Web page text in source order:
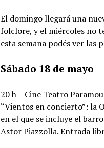
El domingo llegará una
folclore, y el miércoles no
esta semana podés ver las
Sábado 18 de mayo
20 h – Cine Teatro
“Vientos en concierto”: la
en el que se incluye el
Astor Piazzolla. Entrada